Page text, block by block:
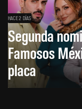
HACE 2 DÍAS
Segunda
Famosos
placa